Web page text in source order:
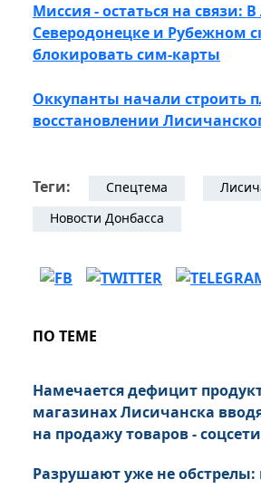
Миссия - остаться на связи:
Северодонецке и Рубежном
блокировать сим-карты
Оккупанты начали строить
восстановлении
Теги: Спецтема
Новости Донбасса
ПО ТЕМЕ
Намечается дефицит
магазинах Лисичанска
на продажу товаров - соцсети
Разрушают уже не обстрелы: